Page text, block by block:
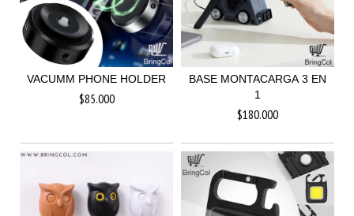
VACUMM PHONE HOLDER
$85.000
BASE MONTACARGA 3 EN
1
$180.000